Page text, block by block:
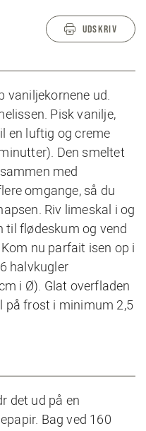
UDSKRIV
vaniljekornene ud.
Pisk vanilje,
en luftig og creme
Den smeltet
med
omgange, så du
Riv limeskal i og
flødeskum og vend
nu parfait isen op i
halvkugler
i Ø). Glat overfladen
på frost i minimum 2,5
det ud på en
Bag ved 160